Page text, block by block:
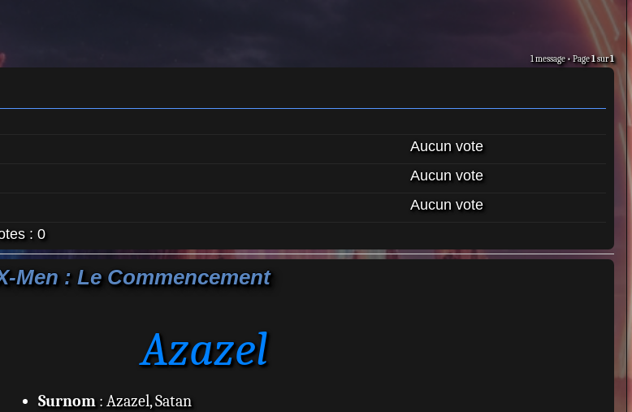
1 message • Page1sur1
Aucun vote
Aucun vote
Aucun vote
: 0
Men : Le Commencement
Azazel
Surnom: Azazel, Satan